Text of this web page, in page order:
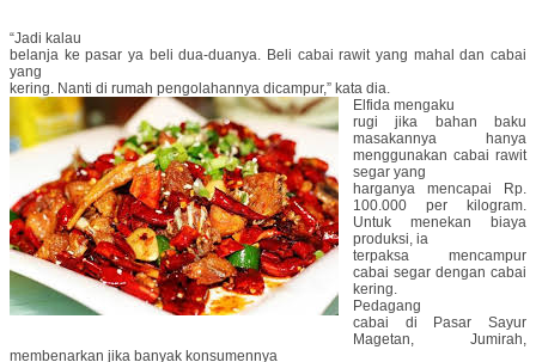
“Jadi kalau
belanja ke pasar ya beli dua-duanya. Beli cabai rawit yang mahal dan cabai
yang
kering. Nanti di rumah pengolahannya dicampur,” kata dia.
Elfida mengaku
rugi jika bahan baku
masakannya hanya
menggunakan cabai rawit
segar yang
harganya mencapai Rp.
100.000 per kilogram.
Untuk menekan biaya
produksi, ia
terpaksa mencampur
cabai segar dengan cabai
kering.
Pedagang
cabai di Pasar Sayur
Magetan, Jumirah,
membenarkan jika banyak konsumennya